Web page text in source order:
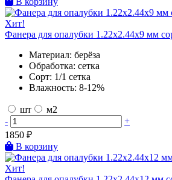
Хит!
Фанера для опалубки 1.22х2.44х9 мм
Материал: берёза
Обработка: сетка
Сорт: 1/1 сетка
Влажность: 8-12%
шт
м2
-
+
1850 ₽
В корзину
Хит!